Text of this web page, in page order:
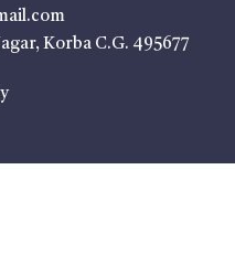
Korba C.G. 495677